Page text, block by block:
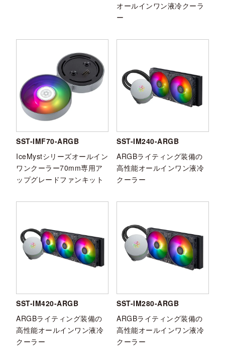
オールインワン液冷クーラ
ー
SST-IMF70-ARGB
IceMystシリーズオールイン
ワンクーラー70mm専用ア
ップグレードファンキット
SST-IM240-ARGB
ARGBライティング装備の
高性能オールインワン液冷
クーラー
SST-IM420-ARGB
ARGBライティング装備の
高性能オールインワン液冷
クーラー
SST-IM280-ARGB
ARGBライティング装備の
高性能オールインワン液冷
クーラー